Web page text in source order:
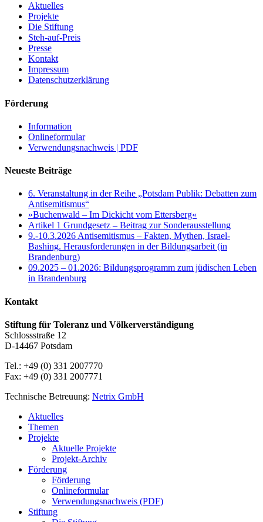
Aktuelles
Projekte
Die Stiftung
Steh-auf-Preis
Presse
Kontakt
Impressum
Datenschutzerklärung
Förderung
Information
Onlineformular
Verwendungsnachweis | PDF
Neueste Beiträge
6. Veranstaltung in der Reihe „Potsdam Publik: Debatten zum
Antisemitismus“
»Buchenwald – Im Dickicht vom Ettersberg«
Artikel 1 Grundgesetz – Beitrag zur Sonderausstellung
9.-10.3.2026 Antisemitismus – Fakten, Mythen, Israel-
Bashing. Herausforderungen in der Bildungsarbeit (in
Brandenburg)
09.2025 – 01.2026: Bildungsprogramm zum jüdischen Leben
in Brandenburg
Kontakt
Stiftung für Toleranz und Völkerverständigung
Schlossstraße 12
D-14467 Potsdam
Tel.: +49 (0) 331 2007770
Fax: +49 (0) 331 2007771
Technische Betreuung: Netrix GmbH
Close
Menu
Aktuelles
Themen
Projekte
Aktuelle Projekte
Projekt-Archiv
Förderung
Förderung
Onlineformular
Verwendungsnachweis (PDF)
Stiftung